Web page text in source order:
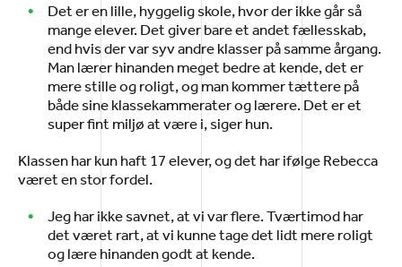
Det er en lille, hyggelig skole, hvor der ikke går så
mange elever. Det giver bare et andet fællesskab,
end hvis der var syv andre klasser på samme årgang.
Man lærer hinanden meget bedre at kende, det er
mere stille og roligt, og man kommer tættere på
både sine klassekammerater og lærere. Det er et
super fint miljø at være i, siger hun.
Klassen har kun haft 17 elever, og det har ifølge Rebecca
været en stor fordel.
Jeg har ikke savnet, at vi var flere. Tværtimod har
det været rart, at vi kunne tage det lidt mere roligt
og lære hinanden godt at kende.